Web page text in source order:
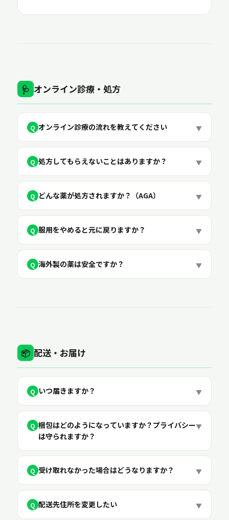
🩺 オンライン診療・処方
Q オンライン診療の流れを教えてください ▼
Q 処方してもらえないことはありますか？ ▼
Q どんな薬が処方されますか？（AGA） ▼
Q 服用をやめると元に戻りますか？ ▼
Q 海外製の薬は安全ですか？ ▼
📦 配送・お届け
Q いつ届きますか？ ▼
Q 梱包はどのようになっていますか？プライバシー
は守られますか？
▼
Q 受け取れなかった場合はどうなりますか？ ▼
Q 配送先住所を変更したい ▼